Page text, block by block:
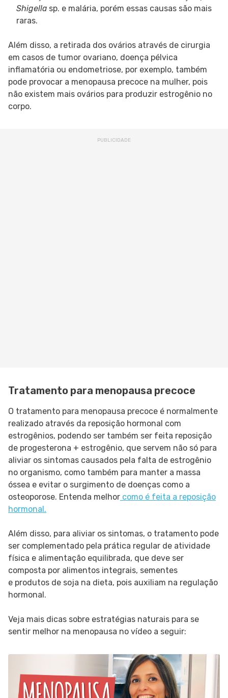
Shigella sp. e malária, porém essas causas são mais
raras.
Além disso, a retirada dos ovários através de cirurgia
em casos de tumor ovariano, doença pélvica
inflamatória ou endometriose, por exemplo, também
pode provocar a menopausa precoce na mulher, pois
não existem mais ovários para produzir estrogênio no
corpo.
Tratamento para menopausa precoce
O tratamento para menopausa precoce é normalmente
realizado através da reposição hormonal com
estrogênios, podendo ser também ser feita reposição
de progesterona + estrogênio, que servem não só para
aliviar os sintomas causados pela falta de estrogênio
no organismo, como também para manter a massa
óssea e evitar o surgimento de doenças como a
osteoporose. Entenda melhor como é feita a reposição
hormonal.
Além disso, para aliviar os sintomas, o tratamento pode
ser complementado pela prática regular de atividade
física e alimentação equilibrada, que deve ser
composta por alimentos integrais, sementes
e produtos de soja na dieta, pois auxiliam na regulação
hormonal.
Veja mais dicas sobre estratégias naturais para se
sentir melhor na menopausa no vídeo a seguir: